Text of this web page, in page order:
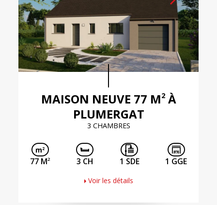
MAISON NEUVE 77 M2À
PLUMERGAT
3 CHAMBRES
77 M2 3 CH 1 SDE 1 GGE
Voir les détails